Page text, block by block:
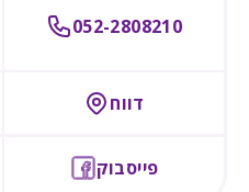
052-2808210
דווח
פייסבוק